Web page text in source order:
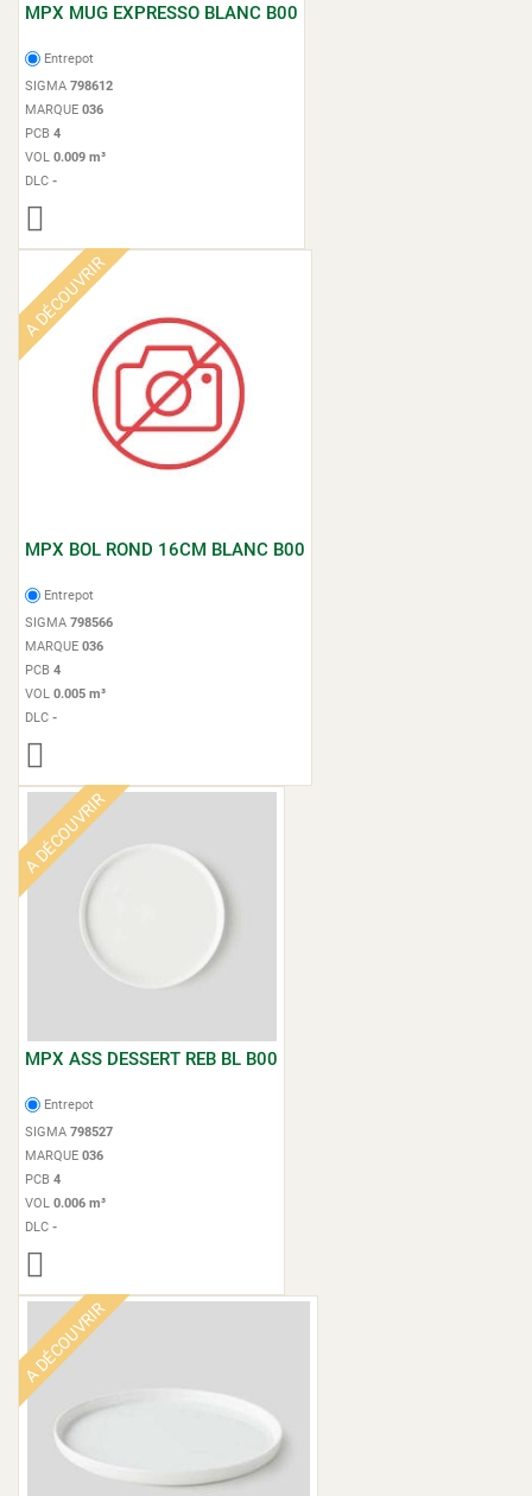
MPX MUG EXPRESSO BLANC B00
Entrepot
SIGMA 798612
MARQUE 036
PCB 4
VOL 0.009 m³
DLC -
A DÉCOUVRIR
MPX BOL ROND 16CM BLANC B00
Entrepot
SIGMA 798566
MARQUE 036
PCB 4
VOL 0.005 m³
DLC -
A DÉCOUVRIR
MPX ASS DESSERT REB BL B00
Entrepot
SIGMA 798527
MARQUE 036
PCB 4
VOL 0.006 m³
DLC -
A DÉCOUVRIR